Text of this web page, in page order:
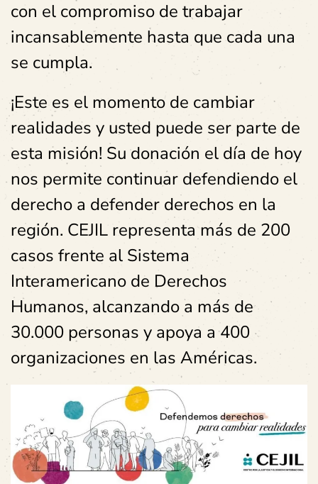
con el compromiso de trabajar
incansablemente hasta que cada una
se cumpla.
¡Este es el momento de cambiar
realidades y usted puede ser parte de
esta misión! Su donación el día de hoy
nos permite continuar defendiendo el
derecho a defender derechos en la
región. CEJIL representa más de 200
casos frente al Sistema
Interamericano de Derechos
Humanos, alcanzando a más de
30.000 personas y apoya a 400
organizaciones en las Américas.